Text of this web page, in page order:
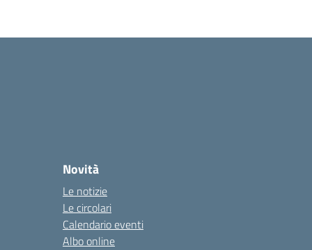
Novità
Le notizie
Le circolari
Calendario eventi
Albo online